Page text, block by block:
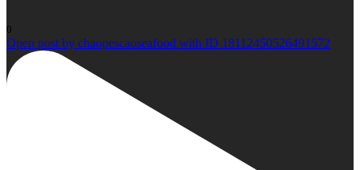
0
Open post by chaopescaoseafood with ID 18112450526491572